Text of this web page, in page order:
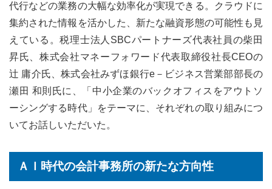
代行などの業務の大幅な効率化が実現できる。クラウドに
集約された情報を活かした、新たな融資形態の可能性も見
えている。税理士法人SBCパートナーズ代表社員の柴田
昇氏、株式会社マネーフォワード代表取締役社長CEOの
辻 庸介氏、株式会社みずほ銀行e－ビジネス営業部部長の
瀬田 和則氏に、「中小企業のバックオフィスをアウトソ
ーシングする時代」をテーマに、それぞれの取り組みにつ
いてお話しいただいた。
ＡＩ時代の会計事務所の新たな方向性